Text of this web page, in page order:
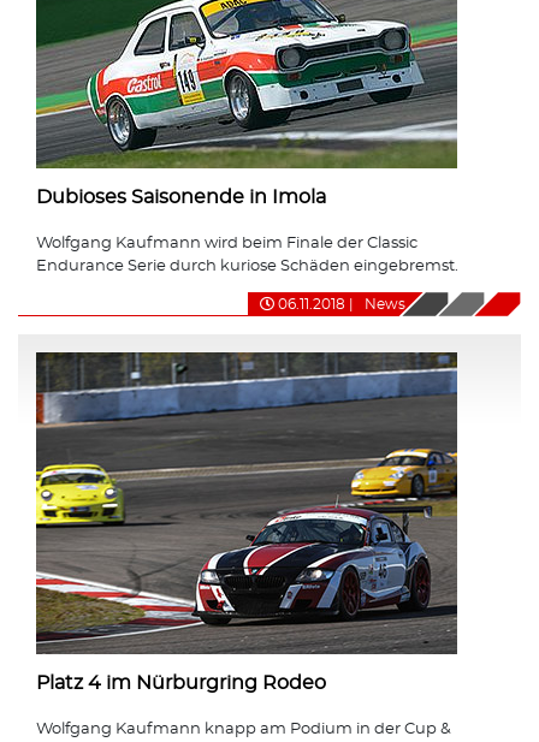
Dubioses Saisonende in Imola
Wolfgang Kaufmann wird beim Finale der Classic
Endurance Serie durch kuriose Schäden eingebremst.
06.11.2018 News
Platz 4 im Nürburgring Rodeo
Wolfgang Kaufmann knapp am Podium in der Cup &